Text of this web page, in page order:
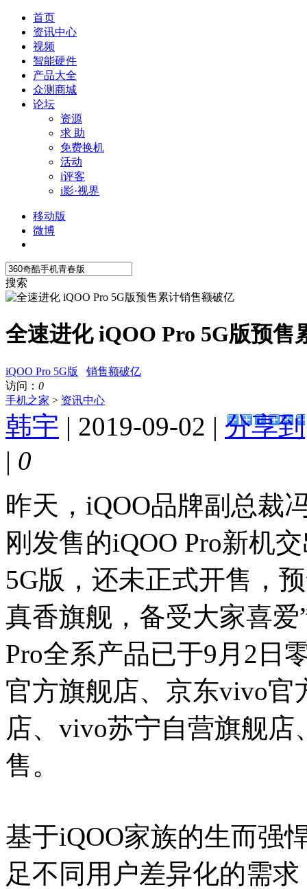
首页
资讯中心
视频
智能硬件
产品大全
众测商城
论坛
资源
求 助
免费换机
活动
i评客
i影·视界
移动版
微博
搜索
全速进化 iQOO Pro 5G版预售
iQOO Pro 5G版
销售额破亿
访问： 0
手机之家 > 资讯中心
韩宇 | 2019-09-02 | 分享到
| 0
昨天，iQOO品牌副总裁
刚发售的iQOO Pro新机
5G版，还未正式开售，
真香旗舰，备受大家喜
Pro全系产品已于9月2日
官方旗舰店、京东vivo
店、vivo苏宁自营旗舰
售。
基于iQOO家族的生而强
足不同用户差异化的需